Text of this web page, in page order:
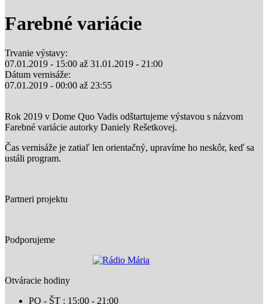
Farebné variácie
Trvanie výstavy:
07.01.2019 - 15:00 až 31.01.2019 - 21:00
Dátum vernisáže:
07.01.2019 - 00:00 až 23:55
Rok 2019 v Dome Quo Vadis odštartujeme výstavou s názvom
Farebné variácie autorky Daniely Rešetkovej.
Čas vernisáže je zatiaľ len orientačný, upravíme ho neskôr, keď sa
ustáli program.
Partneri projektu
Podporujeme
Otváracie hodiny
PO - ŠT : 15:00 - 21:00